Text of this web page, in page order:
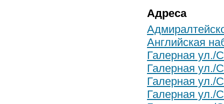
Адреса
Английская
Галерная ул./
Галерная ул./
Галерная ул./
Галерная ул./